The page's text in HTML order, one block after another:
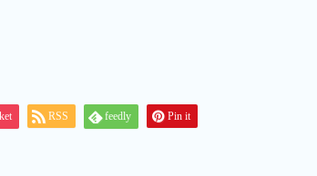
RSS feedly Pin it